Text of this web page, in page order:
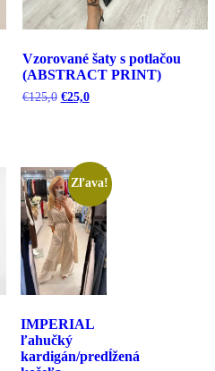
Vzorované šaty s potlačou
(ABSTRACT PRINT)
€125,0 Pôvodná
€25,0Aktuálna
Zľava!
IMPERIAL
ľahučký
kardigán/predĺžená